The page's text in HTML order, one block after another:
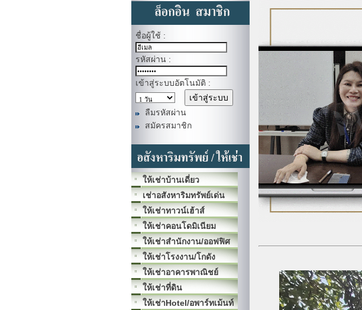
ชื่อผู้ใช้ :
รหัสผ่าน :
เข้าสู่ระบบอัตโนมัติ :
ลืมรหัสผ่าน
สมัครสมาชิก
ให้เช่าบ้านเดี่ยว
เช่าอสังหาริมทรัพย์เด่น
ให้เช่าทาวน์เฮ้าส์
ให้เช่าคอนโดมิเนียม
ให้เช่าสำนักงาน/ออฟฟิศ
ให้เช่าโรงงาน/โกดัง
ให้เช่าอาคารพาณิชย์
ให้เช่าที่ดิน
ให้เช่าHotel/อพาร์ทเม้นท์